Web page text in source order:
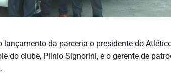
lançamento da parceria o presidente do
do clube, Plínio Signorini, e o gerente de